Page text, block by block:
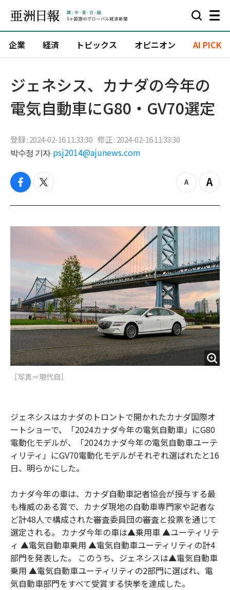
企業 経済 トピックス オピニオン AI PICK
ジェネシス、カナダの今年の
電気自動車にG80・GV70選定
登録 : 2024-02-16 11:33:30 修正 : 2024-02-16 11:33:30
박수정 기자 psj2014@ajunews.com
f
c
b
t
i
t
e
z
o
o
Z
o
i
n
［写真＝現代自］
ジェネシスはカナダのトロントで開かれたカナダ国際オ
ートショーで、「2024カナダ今年の電気自動車」にG80
電動化モデルが、「2024カナダ今年の電気自動車ユーテ
ィリティ」にGV70電動化モデルがそれぞれ選ばれたと16
日、明らかにした。
カナダ今年の車は、カナダ自動車記者協会が授与する最
も権威のある賞で、カナダ現地の自動車専門家や記者な
ど計48人で構成された審査委員団の審査と投票を通じて
選定される。 カナダ今年の車は▲乗用車 ▲ユーティリテ
ィ ▲電気自動車乗用 ▲電気自動車ユーティリティの計4
部門を発表した。 このうち、ジェネシスは▲電気自動車
乗用 ▲電気自動車ユーティリティの2部門に選ばれ、電
気自動車部門をすべて受賞する快挙を達成した。